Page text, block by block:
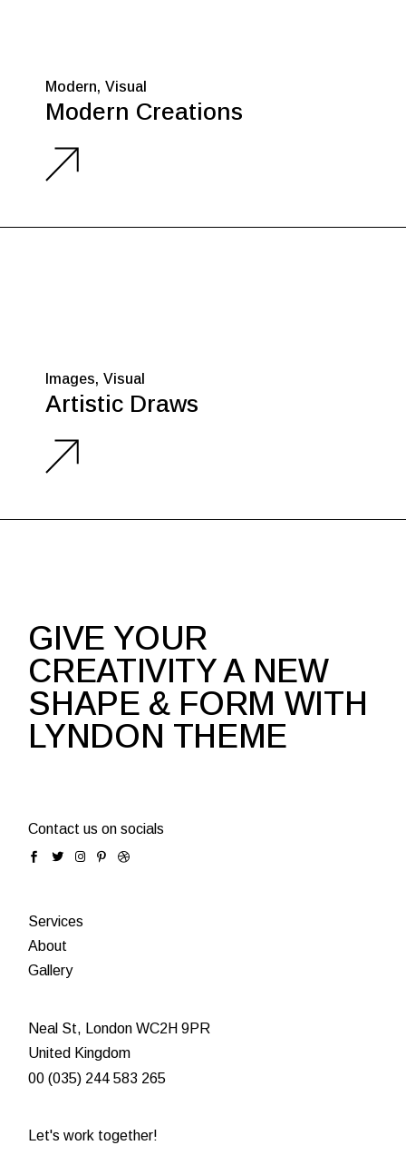
Modern Visual
Modern Creations
Images Visual
Artistic Draws
GIVE YOUR
CREATIVITY A NEW
SHAPE & FORM WITH
LYNDON THEME
Contact us on socials
Services
About
Gallery
Neal St, London WC2H 9PR
United Kingdom
00 (035) 244 583 265
Let's work together!